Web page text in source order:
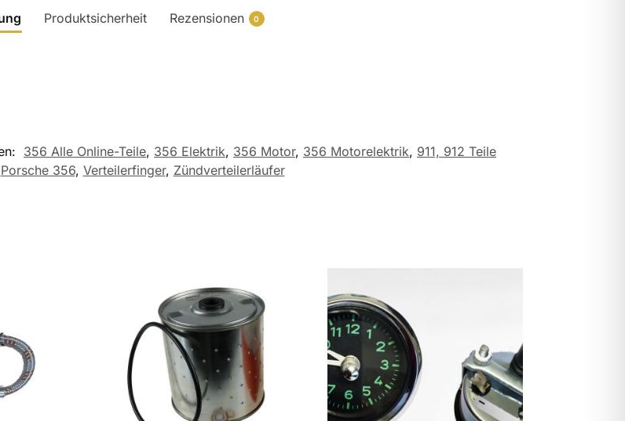
Produktsicherheit Rezensionen 0
356 Alle Online-Teile, 356 Elektrik, 356 Motor, 356 Motorelektrik, 911, 912 Teile
Porsche 356, Verteilerfinger, Zündverteilerläufer